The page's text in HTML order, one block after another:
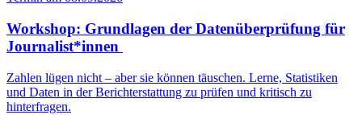
Workshop: Grundlagen der Datenüberprüfung für
Journalist*innen
Zahlen lügen nicht – aber sie können täuschen. Lerne, Statistiken
und Daten in der Berichterstattung zu prüfen und kritisch zu
hinterfragen.